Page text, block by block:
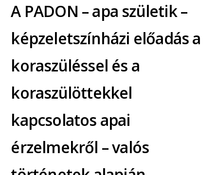
A PADON – apa születik –
képzeletszínházi előadás a
koraszüléssel és a
koraszülöttekkel
kapcsolatos apai
érzelmekről – valós